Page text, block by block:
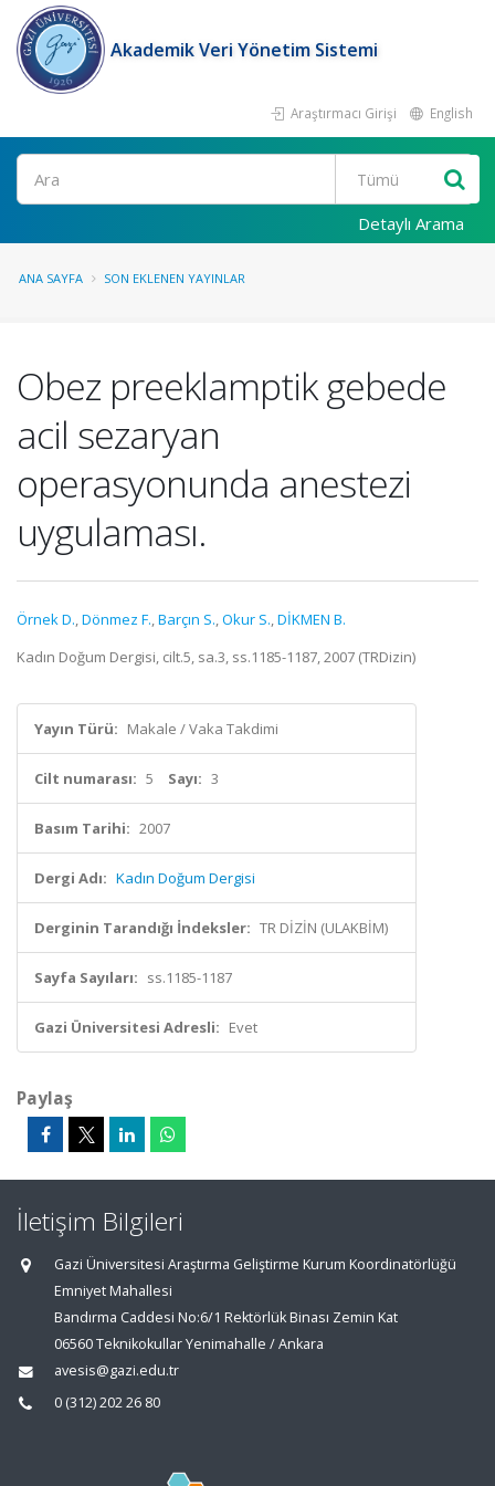
Akademik Veri Yönetim Sistemi
Araştırmacı Girişi English
Ara
Detaylı Arama
ANA SAYFA SON EKLENEN YAYINLAR
Obez preeklamptik gebede
acil sezaryan
operasyonunda anestezi
uygulaması.
Örnek D.,Dönmez F.,Barçın S.,Okur S.,DİKMEN B.
Kadın Doğum Dergisi, cilt.5, sa.3, ss.1185-1187, 2007 (TRDizin)
Yayın Türü: Makale / Vaka Takdimi
Cilt numarası: 5 Sayı: 3
Basım Tarihi: 2007
Dergi Adı: Kadın Doğum Dergisi
Derginin Tarandığı İndeksler: TR DİZİN (ULAKBİM)
Sayfa Sayıları: ss.1185-1187
Gazi Üniversitesi Adresli: Evet
Paylaş
İletişim Bilgileri
Gazi Üniversitesi Araştırma Geliştirme Kurum Koordinatörlüğü
Emniyet Mahallesi
Bandırma Caddesi No:6/1 Rektörlük Binası Zemin Kat
06560 Teknikokullar Yenimahalle / Ankara
avesis@gazi.edu.tr
0 (312) 202 26 80